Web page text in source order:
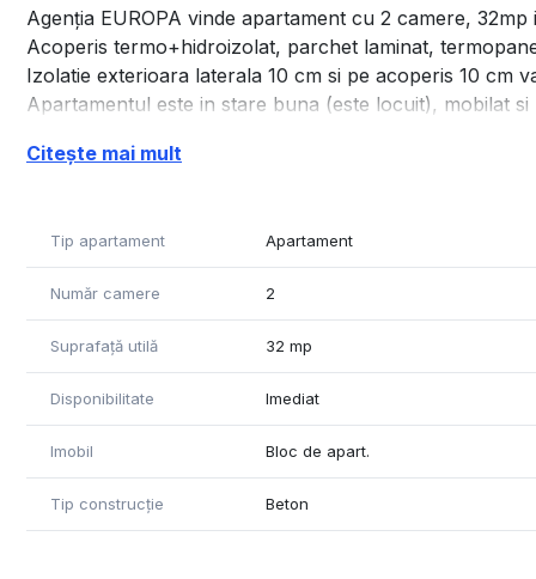
Agenția EUROPA vinde apartament cu 2 camere, 32mp
Acoperis termo+hidroizolat, parchet laminat,
Izolatie exterioara laterala 10 cm si pe acoperis 10 cm
Apartamentul este in stare buna (este locuit), mobilat
Citește mai mult
Tip apartament Apartament
Număr camere 2
Suprafață utilă 32 mp
Disponibilitate Imediat
Imobil Bloc de apart.
Tip construcție Beton